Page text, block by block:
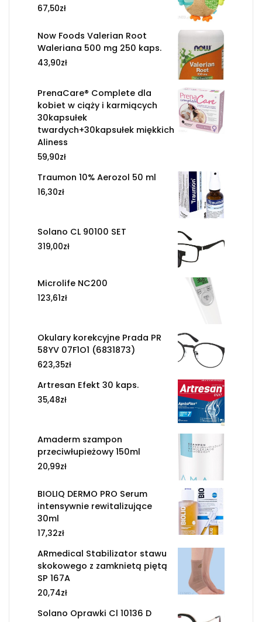
67,50zł
Now Foods Valerian Root
Waleriana 500 mg 250 kaps.
43,90zł
PrenaCare® Complete dla
kobiet w ciąży i karmiących
30kapsułek
twardych+30kapsułek miękkich
Aliness
59,90zł
Traumon 10% Aerozol 50 ml
16,30zł
Solano CL 90100 SET
319,00zł
Microlife NC200
123,61zł
Okulary korekcyjne Prada PR
58YV 07F1O1 (6831873)
623,35zł
Artresan Efekt 30 kaps.
35,48zł
Amaderm szampon
przeciwłupieżowy 150ml
20,99zł
BIOLIQ DERMO PRO Serum
intensywnie rewitalizujące
30ml
17,32zł
ARmedical Stabilizator stawu
skokowego z zamknietą piętą
SP 167A
20,74zł
Solano Oprawki Cl 10136 D